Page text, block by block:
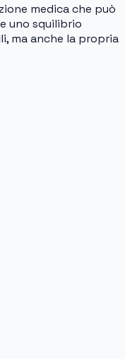
medica che può
uno squilibrio
ma anche la propria